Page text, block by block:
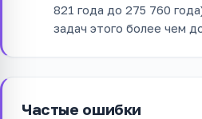
821 года до 275 760
задач этого более чем
Частые ошибки